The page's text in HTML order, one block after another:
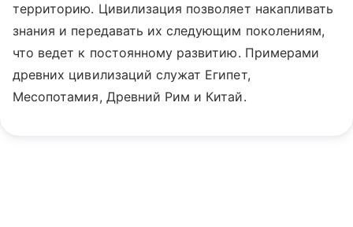
территорию. Цивилизация позволяет накапливать
знания и передавать их следующим поколениям,
что ведет к постоянному развитию. Примерами
древних цивилизаций служат Египет,
Месопотамия, Древний Рим и Китай.